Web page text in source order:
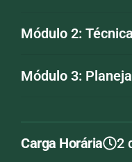
Módulo 2:
Módulo 3:
Carga Horária 2